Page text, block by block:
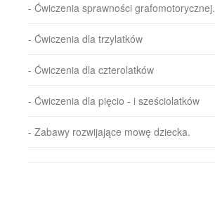
- Ćwiczenia sprawności grafomotorycznej.
- Ćwiczenia dla trzylatków
- Ćwiczenia dla czterolatków
- Ćwiczenia dla pięcio - i sześciolatków
- Zabawy rozwijające mowę dziecka.